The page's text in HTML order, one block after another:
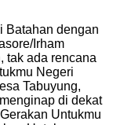
Batahan dengan
Irham
tak ada rencana
Negeri
Tabuyung,
di dekat
Untukmu